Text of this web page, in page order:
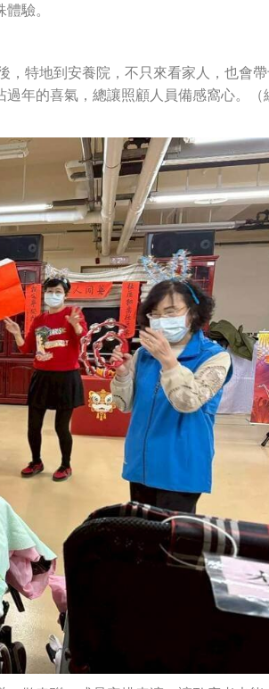
驗。
，特地到安養院，不只來看家人，也會
年的喜氣，總讓照顧人員備感窩心。（